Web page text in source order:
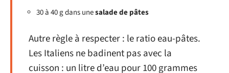
30 à 40 g dans unesalade de pâtes
Autre règle à respecter : le ratio eau-pâtes.
Les Italiens ne badinent pas avec la
cuisson : un litre d’eau pour 100 grammes